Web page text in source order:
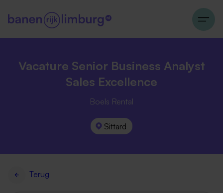
Vacature Senior Business Analyst
Sales Excellence
Boels Rental
Sittard
Terug